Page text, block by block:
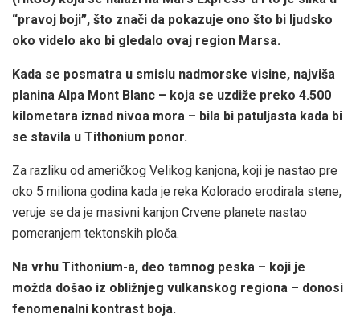
“pravoj boji”, što znači da pokazuje ono što bi ljudsko
oko videlo ako bi gledalo ovaj region Marsa.
Kada se posmatra u smislu nadmorske visine, najviša
planina Alpa Mont Blanc – koja se uzdiže preko 4.500
kilometara iznad nivoa mora – bila bi patuljasta kada bi
se stavila u Tithonium ponor.
Za razliku od američkog Velikog kanjona, koji je nastao pre
oko 5 miliona godina kada je reka Kolorado erodirala stene,
veruje se da je masivni kanjon Crvene planete nastao
pomeranjem tektonskih ploča.
Na vrhu Tithonium-a, deo tamnog peska – koji je
možda došao iz obližnjeg vulkanskog regiona – donosi
fenomenalni kontrast boja.